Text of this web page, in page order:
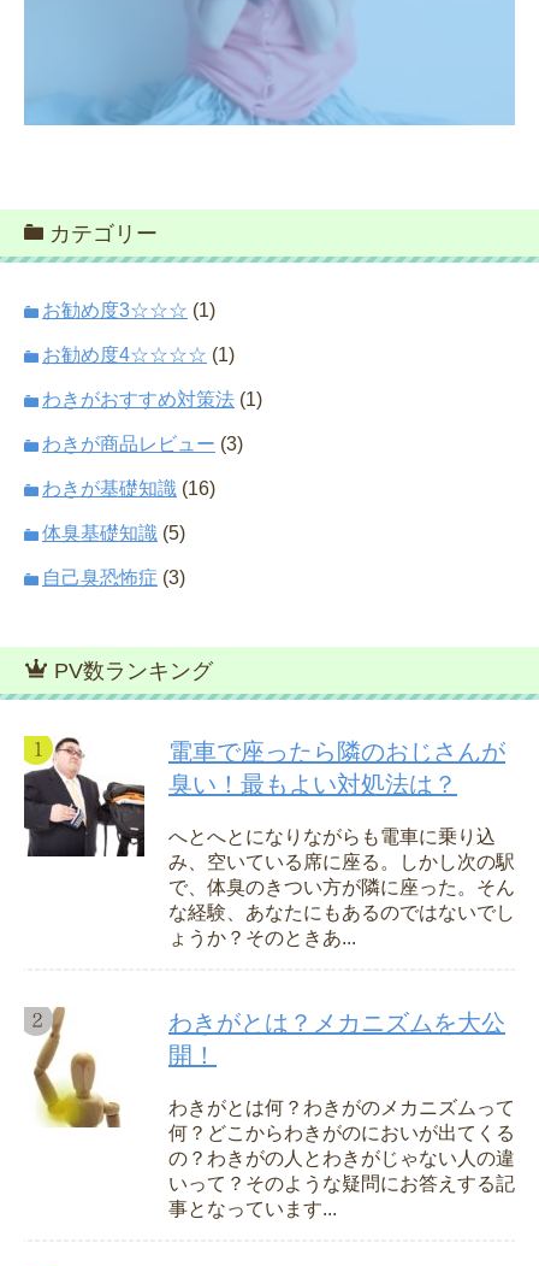
カテゴリー
お勧め度3☆☆☆ (1)
お勧め度4☆☆☆☆ (1)
わきがおすすめ対策法 (1)
わきが商品レビュー (3)
わきが基礎知識 (16)
体臭基礎知識 (5)
自己臭恐怖症 (3)
PV数ランキング
電車で座ったら隣のおじさんが
臭い！最もよい対処法は？
へとへとになりながらも電車に乗り込
み、空いている席に座る。しかし次の駅
で、体臭のきつい方が隣に座った。そん
な経験、あなたにもあるのではないでし
ょうか？そのときあ...
わきがとは？メカニズムを大公
開！
わきがとは何？わきがのメカニズムって
何？どこからわきがのにおいが出てくる
の？わきがの人とわきがじゃない人の違
いって？そのような疑問にお答えする記
事となっています...